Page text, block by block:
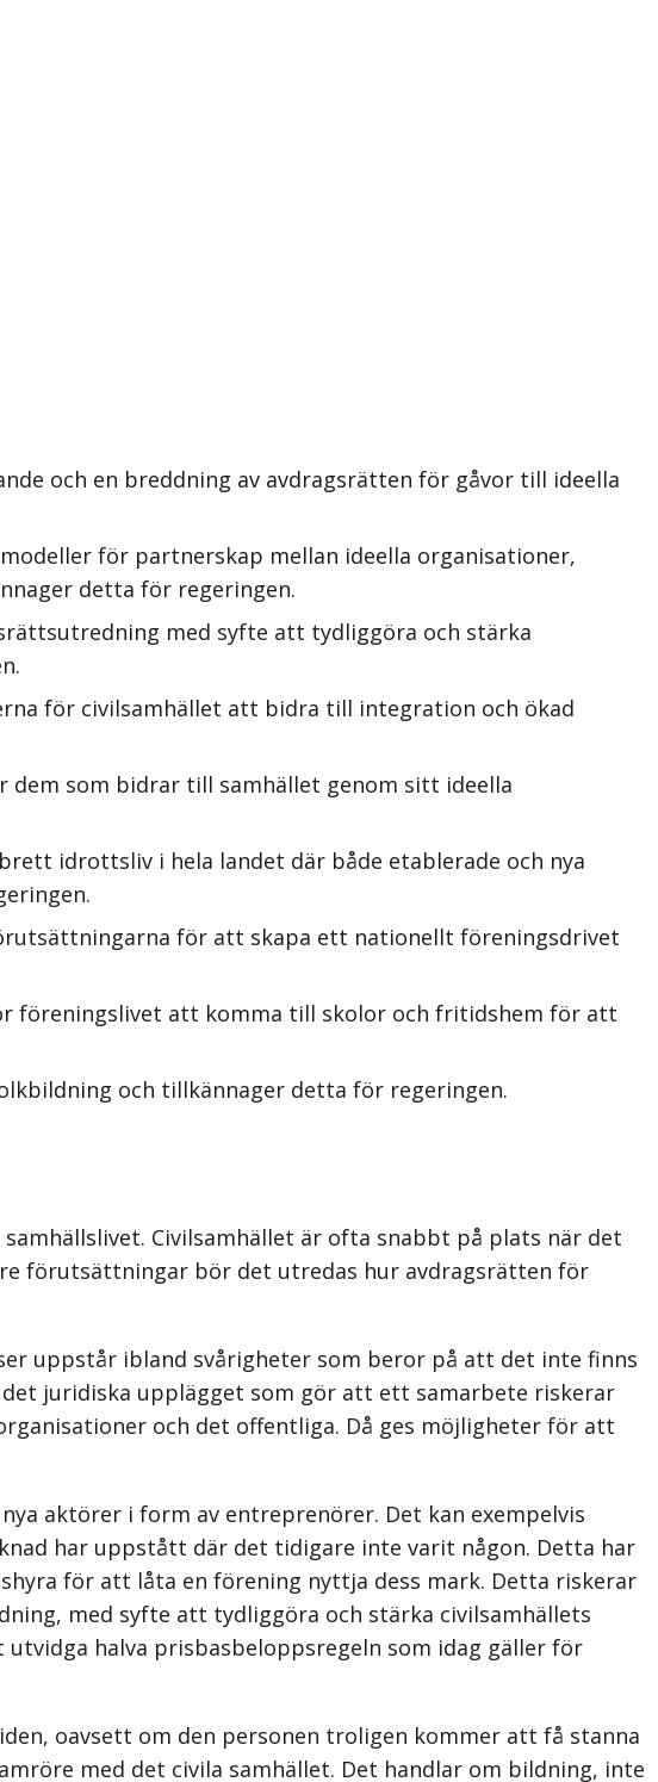
och en breddning av avdragsrätten för gåvor till ideella
för partnerskap mellan ideella organisationer,
detta för regeringen.
med syfte att tydliggöra och stärka
för civilsamhället att bidra till integration och ökad
som bidrar till samhället genom sitt ideella
idrottsliv i hela landet där både etablerade och nya
för att skapa ett nationellt föreningsdrivet
föreningslivet att komma till skolor och fritidshem för att
och tillkännager detta för regeringen.
Civilsamhället är ofta snabbt på plats när det
förutsättningar bör det utredas hur avdragsrätten för
uppstår ibland svårigheter som beror på att det inte finns
juridiska upplägget som gör att ett samarbete riskerar
och det offentliga. Då ges möjligheter för att
aktörer i form av entreprenörer. Det kan exempelvis
har uppstått där det tidigare inte varit någon. Detta har
för att låta en förening nyttja dess mark. Detta riskerar
med syfte att tydliggöra och stärka civilsamhällets
halva prisbasbeloppsregeln som idag gäller för
oavsett om den personen troligen kommer att få stanna
med det civila samhället. Det handlar om bildning, inte